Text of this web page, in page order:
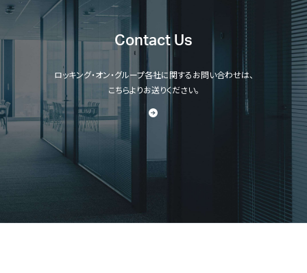
Contact Us
ロッキング・オン・グループ各社に関するお問い合わせは、
こちらよりお送りください。